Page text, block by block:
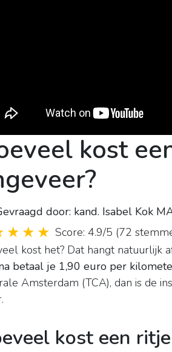
kost
door: kand. Isabel Kok
Score: 4.9/5 (72
kost het? Dat hangt natuurlijk
betaal je 1,90 euro per
Amsterdam (TCA), dan is de
kost een